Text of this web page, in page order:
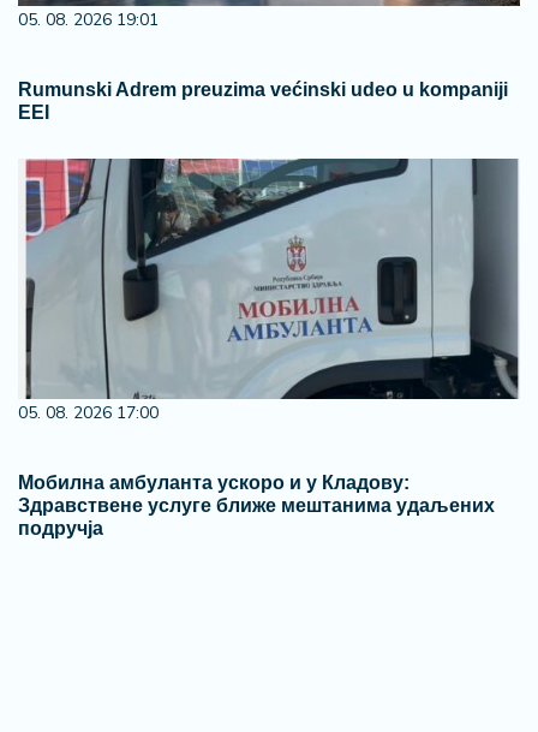
05. 08. 2026 19:01
Rumunski Adrem preuzima većinski udeo u kompaniji
EEI
05. 08. 2026 17:00
Мобилна амбуланта ускоро и у Кладову:
Здравствене услуге ближе мештанима удаљених
подручја